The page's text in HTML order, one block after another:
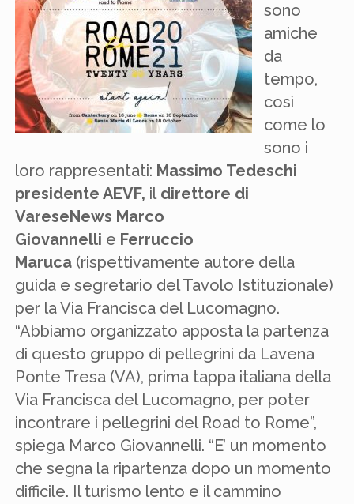
sono
amiche
da
tempo,
così
come lo
sono i
loro rappresentati: Massimo Tedeschi
presidente AEVF, il direttore di
VareseNews Marco
Giovannelli e Ferruccio
Maruca (rispettivamente autore della
guida e segretario del Tavolo Istituzionale)
per la Via Francisca del Lucomagno.
“Abbiamo organizzato apposta la partenza
di questo gruppo di pellegrini da Lavena
Ponte Tresa (VA), prima tappa italiana della
Via Francisca del Lucomagno, per poter
incontrare i pellegrini del Road to Rome”,
spiega Marco Giovannelli. “E’ un momento
che segna la ripartenza dopo un momento
difficile. Il turismo lento e il cammino